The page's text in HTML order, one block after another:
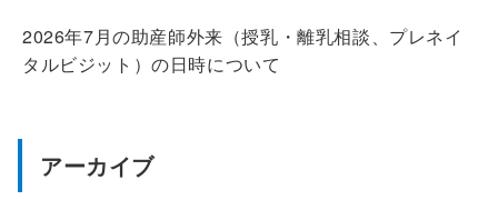
2026年7月の助産師外来（授乳・離乳相談、プレネイ
タルビジット）の日時について
アーカイブ